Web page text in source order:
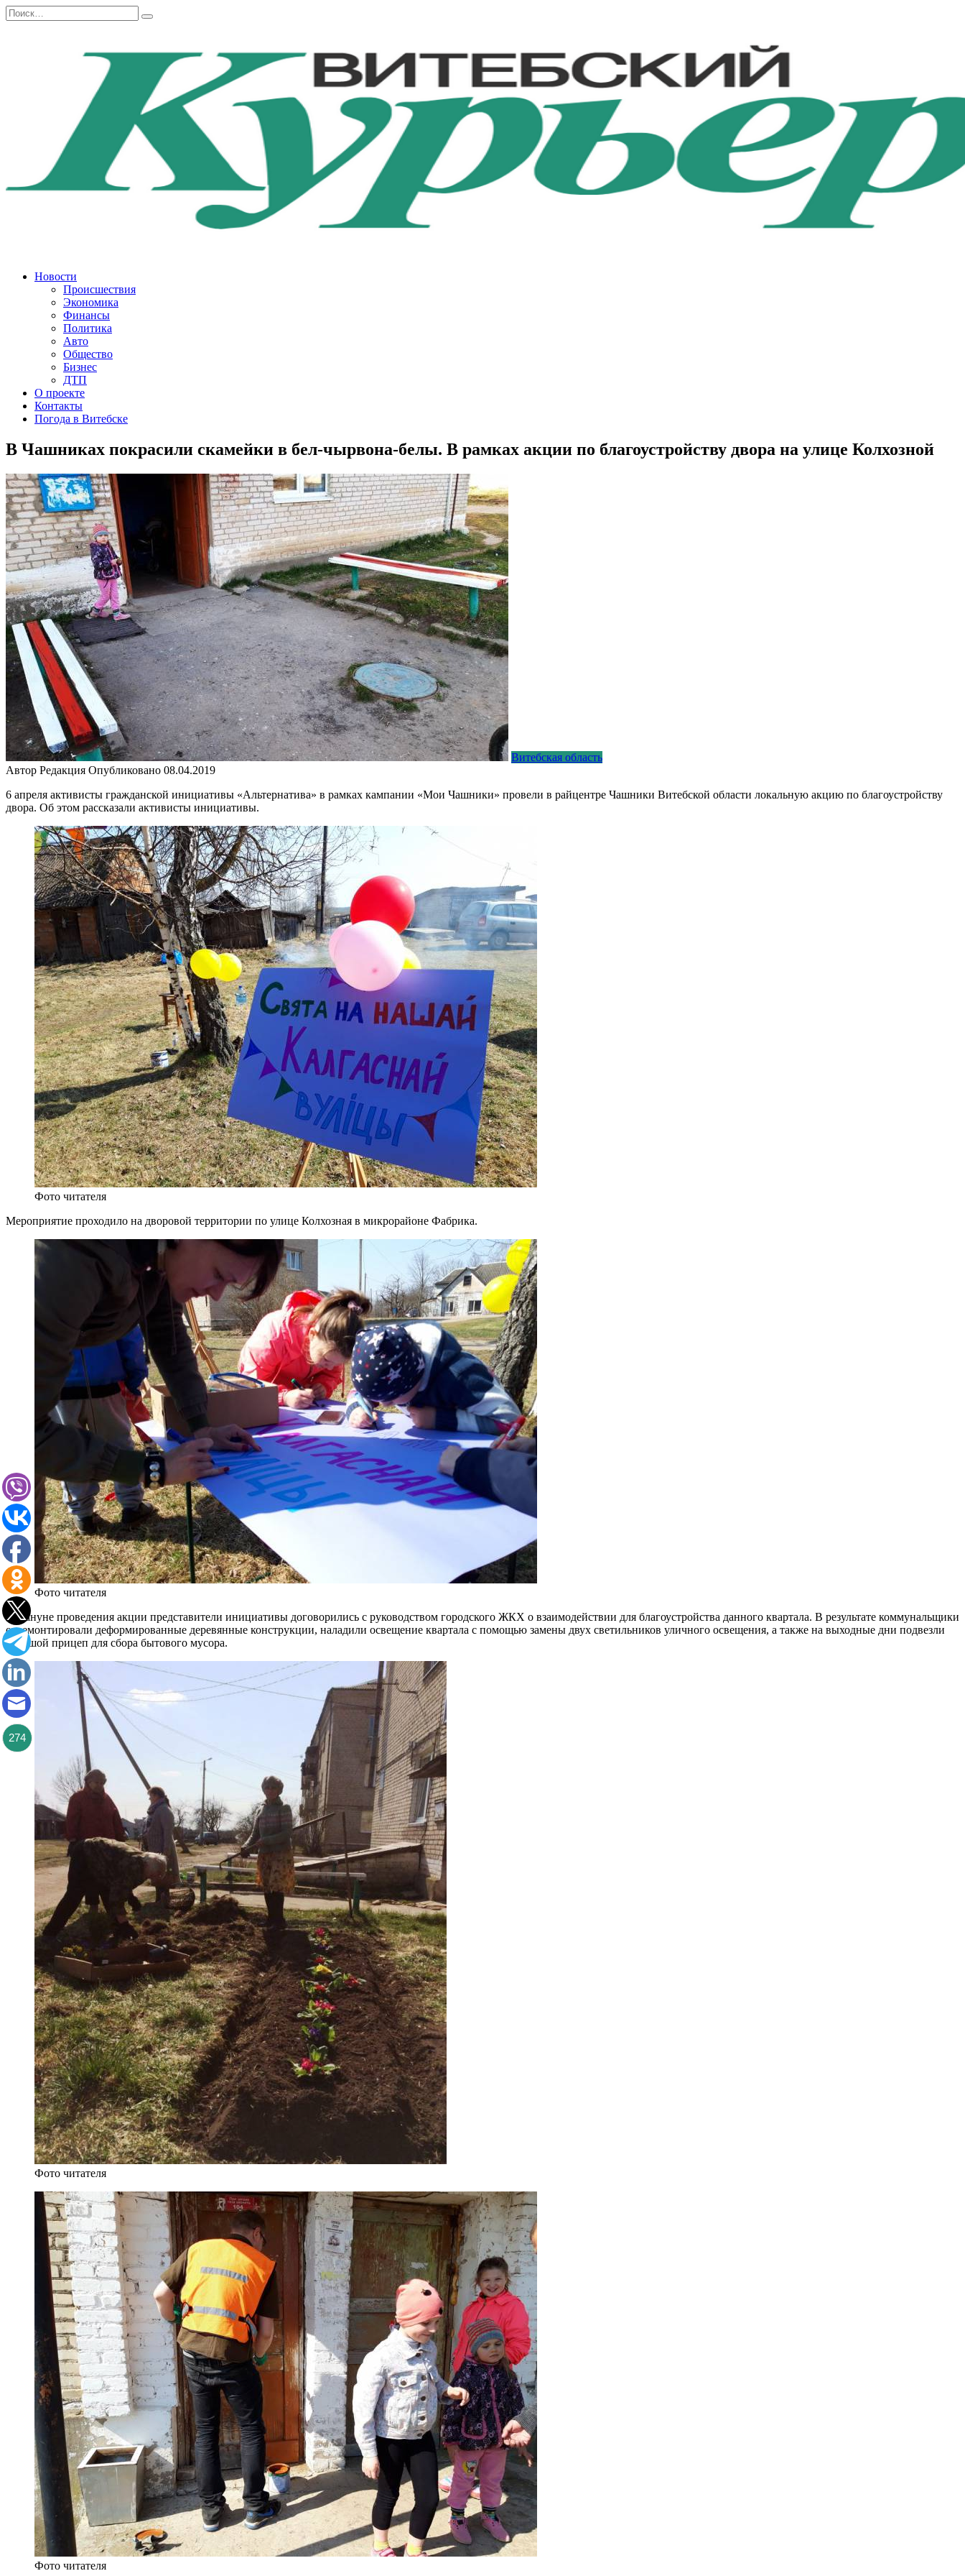
Перейти
к
Search
for:
Новости
Происшествия
Экономика
Финансы
Политика
Авто
Общество
Бизнес
ДТП
О проекте
Контакты
Погода в Витебске
В Чашниках покрасили скамейки в бел-чырвона-белы. В рамках акции по благоустройству двора на улице Колхозной
Витебская область
Автор Редакция Опубликовано 08.04.2019
6 апреля активисты гражданской инициативы «Альтернатива» в рамках кампании «Мои Чашники» провели в райцентре Чашники Витебской области локальную акцию по благоустройству
двора. Об этом рассказали активисты инициативы.
Фото читателя
Мероприятие проходило на дворовой территории по улице Колхозная в микрорайоне Фабрика.
Фото читателя
Накануне проведения акции представители инициативы договорились с руководством городского ЖКХ о взаимодействии для благоустройства данного квартала. В результате коммунальщики
отремонтировали деформированные деревянные конструкции, наладили освещение квартала с помощью замены двух светильников уличного освещения, а также на выходные дни подвезли
большой прицеп для сбора бытового мусора.
Фото читателя
Фото читателя
274